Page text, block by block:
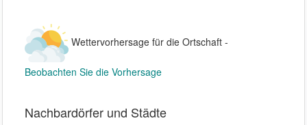
Wettervorhersage für die Ortschaft -
Beobachten Sie die Vorhersage
Nachbardörfer und Städte